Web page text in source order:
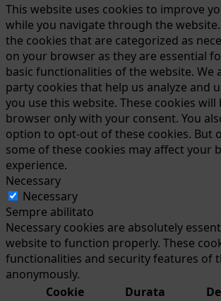
This website uses cookies to improve
while you navigate through the
the cookies that are categorized as
on your browser as they are essential
basic functionalities of the website. We
party cookies that help us analyze and
you use this website. These cookies
browser only with your consent. You
option to opt-out of these cookies. But
some of these cookies may affect your
experience.
Necessary
Necessary
Sempre abilitato
Necessary cookies are absolutely
website to function properly. These
functionalities and security features of
anonymously.
Cookie
Durata